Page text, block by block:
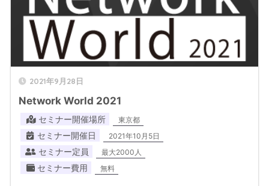
2021年9月28日
Network World 2021
セミナー開催場所 東京都
セミナー開催日 2021年10月5日
セミナー定員 最大2000人
セミナー費用 無料